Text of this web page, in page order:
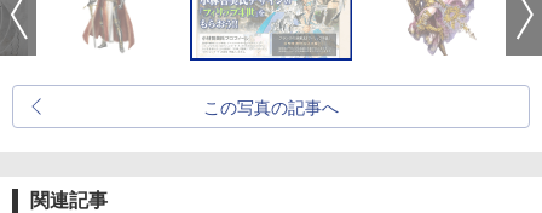
この写真の記事へ
関連記事